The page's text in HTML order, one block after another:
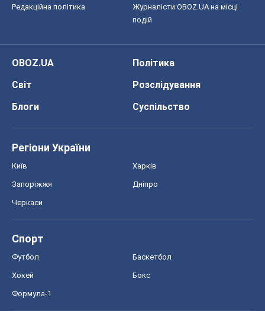
Редакційна політика
Журналісти OBOZ.UA на місці
подій
OBOZ.UA
Політика
Світ
Розслідування
Блоги
Суспільство
Регіони України
Київ Харків
Запоріжжя Дніпро
Черкаси
Спорт
Футбол Баскетбол
Хокей Бокс
Формула-1